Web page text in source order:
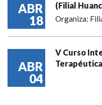
ABR
18
(Filial
Organiza:
ABR
04
V Curso